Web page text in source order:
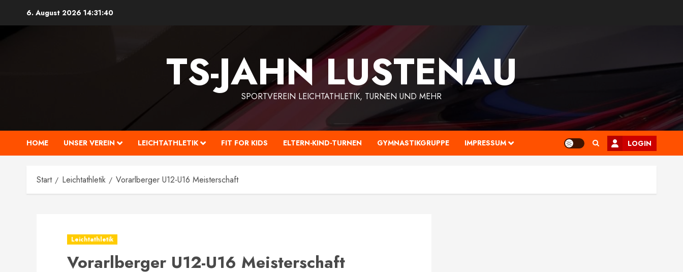
6. August 2026 14:31:41
TS-JAHN LUSTENAU
SPORTVEREIN LEICHTATHLETIK, TURNEN UND MEHR
HOME UNSER VEREIN LEICHTATHLETIK FIT FOR KIDS ELTERN-KIND-TURNEN GYMNASTIKGRUPPE IMPRESSUM LOGIN
Start Leichtathletik Vorarlberger U12-U16 Meisterschaft
Leichtathletik
Vorarlberger U12-U16 Meisterschaft